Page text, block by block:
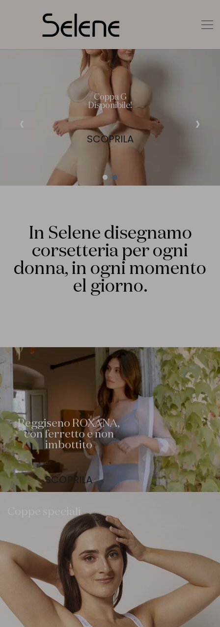
Coppa G
Disponibile!
SCOPRILA
MARA
Nuova Collezione
SCOPRILA
‹ ›
In Selene disegnamo
corsetteria per ogni
donna, in ogni momento
el giorno.
Reggiseno ROXANA,
con ferretto e non
imbottito
SCOPRILA
Coppe speciali